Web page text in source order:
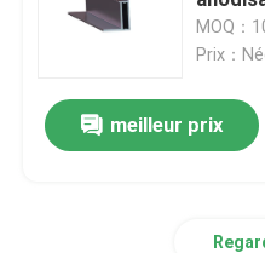
Système de montage
Système de montage
MOQ：
Prix：
meilleur prix